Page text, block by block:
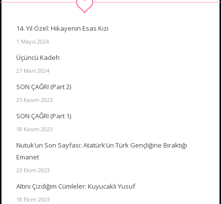
14. Yıl Özel: Hikayenin Esas Kızı
1 Mayıs 2024
Üçüncü Kadeh
27 Mart 2024
SON ÇAĞRI (Part 2)
25 Kasım 2023
SON ÇAĞRI (Part 1)
18 Kasım 2023
Nutuk’un Son Sayfası: Atatürk’ün Türk Gençliğine Bıraktığı
Emanet
23 Ekim 2023
Altını Çizdiğim Cümleler: Kuyucaklı Yusuf
18 Ekim 2023